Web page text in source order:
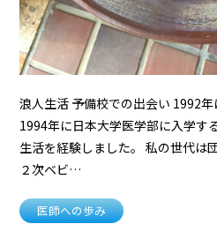
浪人生活 予備校での出会い 1992年
1994年に日本大学医学部に入学す
生活を経験しました。 私の世代は
２次ベビ…
医師への歩み